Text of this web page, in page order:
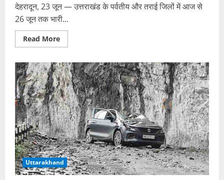
कि
सेट
पर
लोगों
ने
उठते
देखा
और
तुरंत
फायर
ब्रिगेड
को
बुलाया
गया,
लेकिन
तब
तक
काफी
देर
हो
चुकी
थी।
देहरादून, 23 जून — उत्तराखंड के पर्वतीय और तराई जिलों में आज से
26 जून तक भारी...
Read MoreRead
more
में
भारी
बारिश
का
अलर्ट:
26
जून
तक
सतर्कता
बरतने
के
निर्देश
Uttarakhand